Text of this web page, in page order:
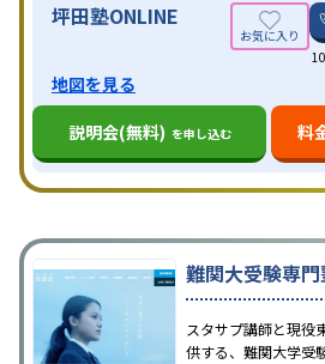
坪田塾ONLINE
地図を見る
説明会(無料) を申し込む 料
難関大受験専
スタサプ講師と現役
供する、難関大学受